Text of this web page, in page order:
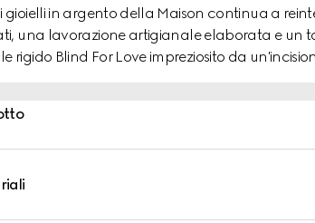
gioielli in argento della Maison continua a
una lavorazione artigianale elaborata e un
rigido Blind For Love impreziosito da